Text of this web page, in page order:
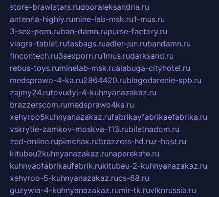
store-brawlstars.rudooraleksandria.ru
antenna-highly.rumine-lab-msk.ru1-mus.ru
3-sex-porn.ruban-damn.rupurse-factory.ru
viagra-tablet.rufasbags.ruadler-jun.rubandamn.ru
fincontech.ru3sexporn.ru1mus.rudarksand.ru
rebus-toys.ruminelab-msk.rualabuga-cityhotel.ru
medsprawo-4-ka.ru2864420.rublagodarenie-spb.ru
zajmy24.rutovudyi-4-kuhnyanazakaz.ru
brazzerscom.rumedsprawo4ka.ru
xehyroo5kuhnyanazakaz.rufabrikayfabrikaefabrika.ru
vskrytie-zamkov-moskva-113.rubiletnadom.ru
zed-online.rupimchax.rubrazzers-hd.ruz-host.ru
kitubeu2kuhnyanazakaz.runaperekate.ru
kuhnyaofabrikaufabrik.rukitubeu-2-kuhnyanazakaz.ru
xehyroo-5-kuhnyanazakaz.rucs-68.ru
guzywia-4-kuhnyanazakaz.rumir-tk.ruvlknrussia.ru